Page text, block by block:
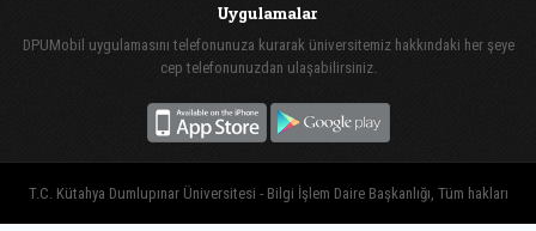
Uygulamalar
DPUMobil uygulamasını telefonunuza kurarak üniversitemiz hakkındaki her şeye
cep telefonunuzdan ulaşabilirsiniz.
T.C. Kütahya Dumlupınar Üniversitesi - Bilgi İşlem Daire Başkanlığı, Tüm hakları